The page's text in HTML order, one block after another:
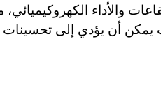
والأداء
يمكن أن يؤدي إلى